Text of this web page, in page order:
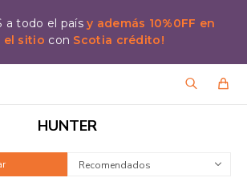
a todo el paísy además 10%0FF en
sitio con Scotia crédito!
HUNTER
Recomendados